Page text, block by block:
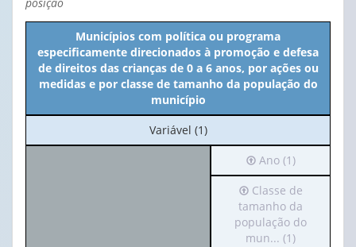
Municípios com política ou programa
especificamente direcionados à promoção e defesa
de direitos das crianças de 0 a 6 anos, por ações ou
medidas e por classe de tamanho da população do
município
No
cabeçalho:
Variável (1)
Irá
para
o
cabeçalho
(possui
apenas
Ano (1)
Irá
para
o
cabeçalho
Classe de
tamanho da
população do
mun... (1)